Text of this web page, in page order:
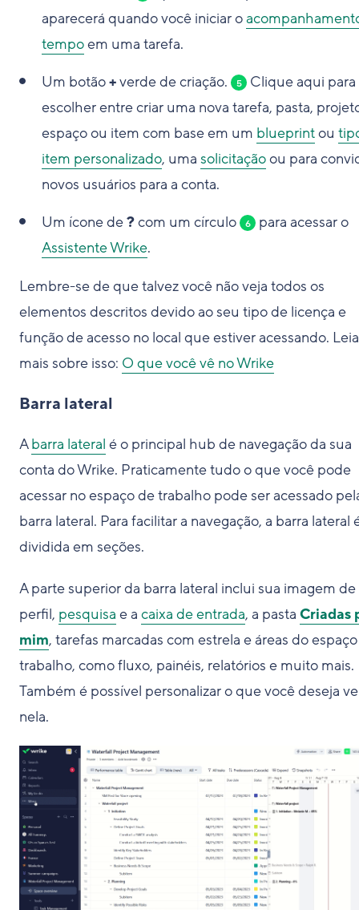
aparecerá quando você iniciar o
tempoem uma tarefa.
Um botão+verde de criação. 5
Clique aqui para
escolher entre criar uma nova tarefa, pasta,
espaço ou item com base em um blueprintou
item personalizado, uma solicitaçãoou para
novos usuários para a conta.
Um ícone de?com um círculo 6
para acessar o
Assistente Wrike.
Lembre-se de que talvez você não veja todos os
elementos descritos devido ao seu tipo de licença e
função de acesso no local que estiver acessando. Leia
mais sobre isso: O que você vê no Wrike
Barra lateral
Abarra lateral é o principal hub de navegação da sua
conta do Wrike. Praticamente tudo o que você pode
acessar no espaço de trabalho pode ser acessado
barra lateral. Para facilitar a navegação, a barra lateral
dividida em seções.
A parte superior da barra lateral inclui sua imagem de
perfil, pesquisa e a caixa de entrada, a pasta Criadas
mim, tarefas marcadas com estrela e áreas do
trabalho, como fluxo, painéis, relatórios e muito mais.
Também é possível personalizar o que você deseja
nela.